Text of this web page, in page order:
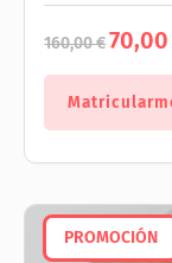
160,00€
El
precio
original
160,00 €.
PROMOCIÓN